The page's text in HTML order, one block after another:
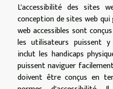
L'accessibilité des sites
conception de sites web
web accessibles sont
les utilisateurs puissent y
inclut les handicaps
puissent naviguer
doivent être conçus en